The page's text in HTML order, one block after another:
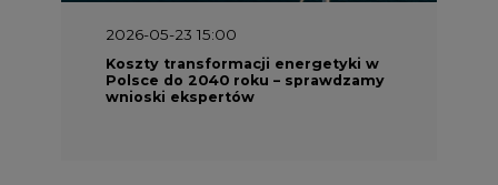
2026-05-23 15:00
Koszty transformacji energetyki w
Polsce do 2040 roku – sprawdzamy
wnioski ekspertów